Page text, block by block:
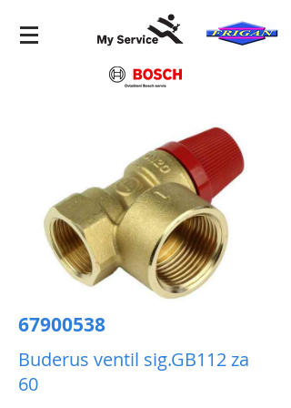
67900538
Buderus ventil sig.GB112 za
60